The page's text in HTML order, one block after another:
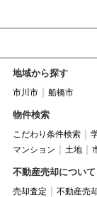
地域から探す
市川市 船橋市
物件検索
こだわり条件検索
マンション
土地
不動産売却について
売却査定 不動産売